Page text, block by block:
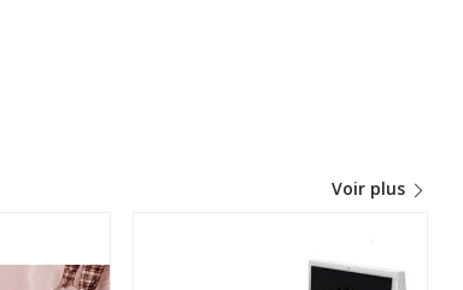
Voir plus